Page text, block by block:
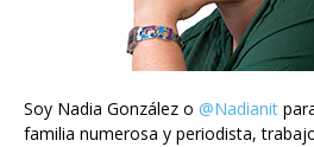
Soy Nadia González o @Nadianit
familia numerosa y periodista,